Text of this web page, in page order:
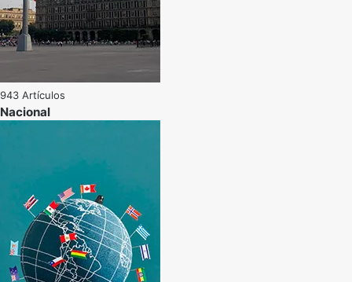
943 Artículos
Nacional